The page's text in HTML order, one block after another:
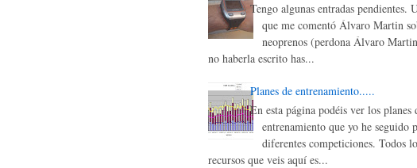
Tengo algunas entradas pendientes.
que me comentó Álvaro Martin
neoprenos (perdona Álvaro
no haberla escrito has...
Planes de entrenamiento.....
En esta página podéis ver los planes
entrenamiento que yo he seguido
diferentes competiciones. Todos
recursos que veis aquí es...